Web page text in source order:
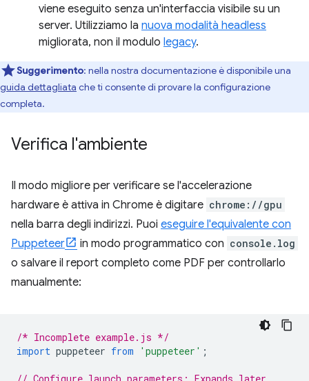
viene eseguito senza un'interfaccia visibile su un
server. Utilizziamo la nuova modalità headless
migliorata, non il modulo legacy.
Suggerimento: nella nostra documentazione è disponibile una
guida dettagliata che ti consente di provare la configurazione
completa.
Verifica l'ambiente
Il modo migliore per verificare se l'accelerazione
hardware è attiva in Chrome è digitare chrome://gpu
nella barra degli indirizzi. Puoi eseguire l'equivalente con
Puppeteer
in modo programmatico con console.log
o salvare il report completo come PDF per controllarlo
manualmente:
/* Incomplete example.js */
import puppeteer from 'puppeteer' ;